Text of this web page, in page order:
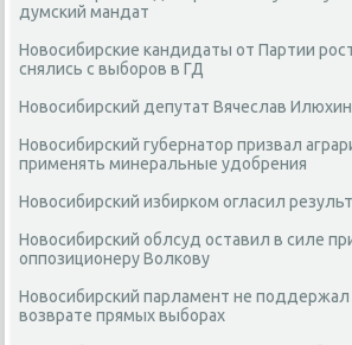
думский мандат
Новосибирские кандидаты от Партии
снялись с выборов в ГД
Новосибирский депутат Вячеслав
Новосибирский губернатор призвал
применять минеральные удобрения
Новосибирский избирком огласил
Новосибирский облсуд оставил в силе
оппозиционеру Волкову
Новосибирский парламент не
возврате прямых выборах